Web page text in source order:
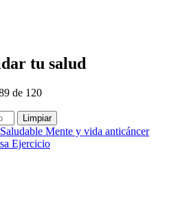
tu salud
de 120
Limpiar
Mente y vida anticáncer
Ejercicio